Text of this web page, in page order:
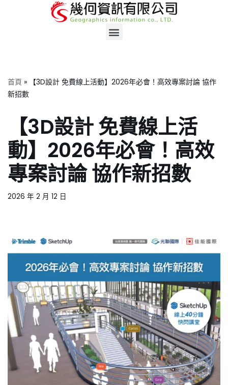
首頁 »
【3D設計 免費線上活動】2026年必會！高效專案討論 協作
新招數
【3D設計 免費線上活
動】2026年必會！高效
專案討論 協作新招數
2026 年 2 月 12 日